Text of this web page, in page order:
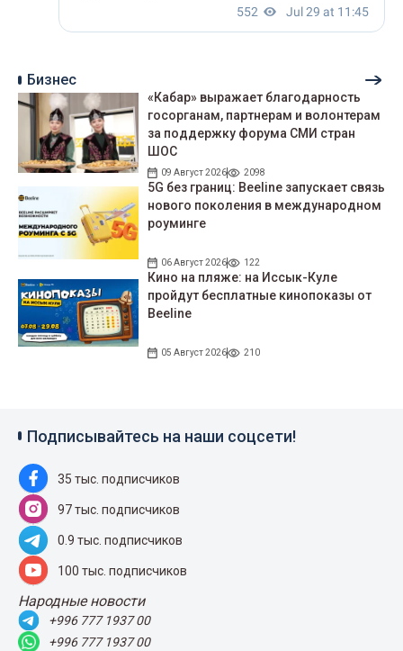
Бизнес
«Кабар» выражает благодарность
госорганам, партнерам и волонтерам
за поддержку форума СМИ стран
ШОС
09 Август 2026 2098
5G без границ: Beeline запускает связь
нового поколения в международном
роуминге
06 Август 2026 122
Кино на пляже: на Иссык-Куле
пройдут беcплатные кинопоказы от
Beeline
05 Август 2026 210
Подписывайтесь на наши соцсети!
35 тыс. подписчиков
97 тыс. подписчиков
0.9 тыс. подписчиков
100 тыс. подписчиков
Народные новости
+996 777 1937 00
+996 777 1937 00